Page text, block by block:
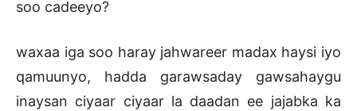
soo cadeeyo?
waxaa iga soo haray jahwareer madax haysi iyo
qamuunyo, hadda garawsaday gawsahaygu
inaysan ciyaar ciyaar la daadan ee jajabka ka